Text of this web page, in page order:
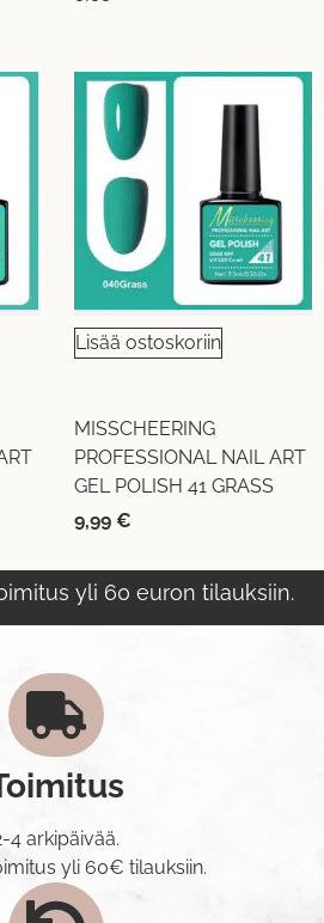
Lisää ostoskoriin
MISSCHEERING
PROFESSIONAL NAIL ART
GEL POLISH 41 GRASS
9,99 €
yli 60 euron tilauksiin.
4 arkipäivää.
yli 60€ tilauksiin.